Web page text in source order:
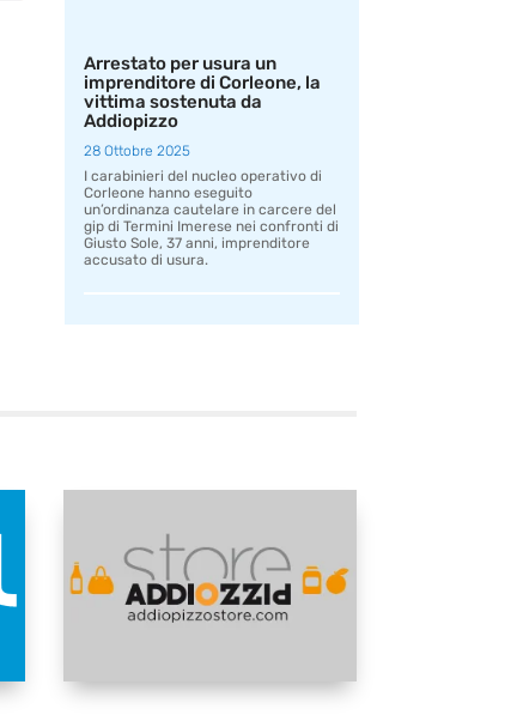
Arrestato per usura un
imprenditore di Corleone, la
vittima sostenuta da
Addiopizzo
28 Ottobre 2025
I carabinieri del nucleo operativo di
Corleone hanno eseguito
un’ordinanza cautelare in carcere del
gip di Termini Imerese nei confronti di
Giusto Sole, 37 anni, imprenditore
accusato di usura.